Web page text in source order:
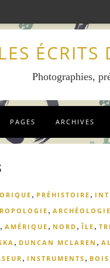
LES
Photographies,
PAGES ARCHIVES
, PRÉHISTOIRE ,
, ARCHÉOLOGIE
, AMÉRIQUE , NORD ,ÎLE ,
, DUNCAN MCLAREN ,
, INSTRUMENTS , BOIS